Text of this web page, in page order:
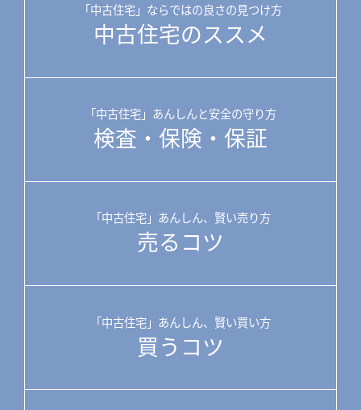
「中古住宅」ならではの良さの見つけ方
中古住宅のススメ
「中古住宅」あんしんと安全の守り方
検査・保険・保証
「中古住宅」あんしん、賢い売り方
売るコツ
「中古住宅」あんしん、賢い買い方
買うコツ